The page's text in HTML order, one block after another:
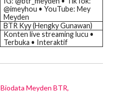
@imeyhou • YouTube: Mey
Meyden
BTR Kyy (Hengky Gunawan)
Konten live streaming lucu •
Terbuka • Interaktif
Biodata Meyden BTR,